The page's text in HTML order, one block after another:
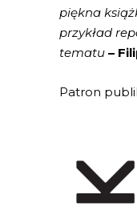
piękna
przykład
tematu –
Patron